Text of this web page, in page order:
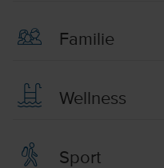
Familie
Wellness
Sport